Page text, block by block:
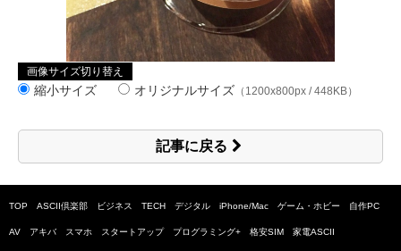
画像サイズ切り替え
縮小サイズ オリジナルサイズ （1200x800px / 448KB）
記事に戻る
TOP ASCII倶楽部 ビジネス TECH デジタル iPhone/Mac ゲーム・ホビー 自作PC
AV アキバ スマホ スタートアップ プログラミング+ 格安SIM 家電ASCII